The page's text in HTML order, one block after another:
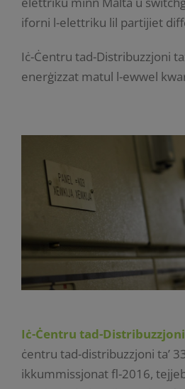
iforni l-elettriku lil partijiet
Iċ-Ċentru tad-Distribuzzjoni
enerġizzat matul l-ewwel
Iċ-Ċentru tad-Distribuzzjoni
ċentru tad-distribuzzjoni ta’
ikkummissjonat fl-2016,